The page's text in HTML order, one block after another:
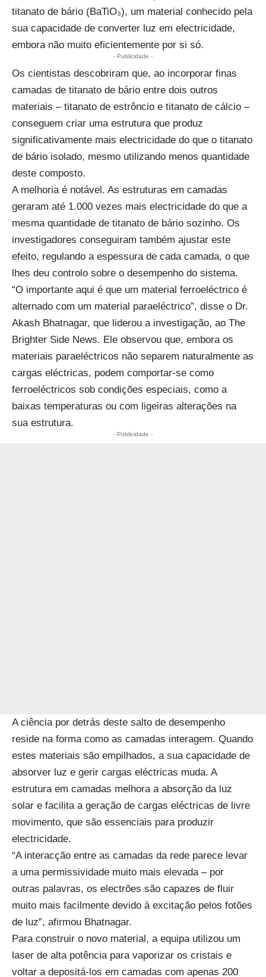
titanato de bário (BaTiO₃), um material conhecido pela
sua capacidade de converter luz em electricidade,
embora não muito eficientemente por si só.
- Publicidade -
Os cientistas descobriram que, ao incorporar finas
camadas de titanato de bário entre dois outros
materiais – titanato de estrôncio e titanato de cálcio –
conseguem criar uma estrutura que produz
significativamente mais electricidade do que o titanato
de bário isolado, mesmo utilizando menos quantidade
deste composto.
A melhoria é notável. As estruturas em camadas
geraram até 1.000 vezes mais electricidade do que a
mesma quantidade de titanato de bário sozinho. Os
investigadores conseguiram também ajustar este
efeito, regulando a espessura de cada camada, o que
lhes deu controlo sobre o desempenho do sistema.
“O importante aqui é que um material ferroeléctrico é
alternado com um material paraeléctrico”, disse o Dr.
Akash Bhatnagar, que liderou a investigação, ao The
Brighter Side News. Ele observou que, embora os
materiais paraeléctricos não separem naturalmente as
cargas eléctricas, podem comportar-se como
ferroeléctricos sob condições especiais, como a
baixas temperaturas ou com ligeiras alterações na
sua estrutura.
- Publicidade -
A ciência por detrás deste salto de desempenho
reside na forma como as camadas interagem. Quando
estes materiais são empilhados, a sua capacidade de
absorver luz e gerir cargas eléctricas muda. A
estrutura em camadas melhora a absorção da luz
solar e facilita a geração de cargas eléctricas de livre
movimento, que são essenciais para produzir
electricidade.
“A interacção entre as camadas da rede parece levar
a uma permissividade muito mais elevada – por
outras palavras, os electrões são capazes de fluir
muito mais facilmente devido à excitação pelos fotões
de luz”, afirmou Bhatnagar.
Para construir o novo material, a equipa utilizou um
laser de alta potência para vaporizar os cristais e
voltar a depositá-los em camadas com apenas 200